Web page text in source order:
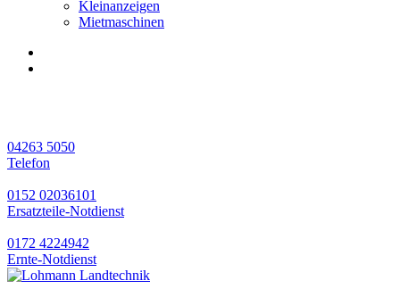
Kleinanzeigen
Mietmaschinen
04263 5050
Telefon
0152 02036101
Ersatzteile-Notdienst
0172 4224942
Ernte-Notdienst